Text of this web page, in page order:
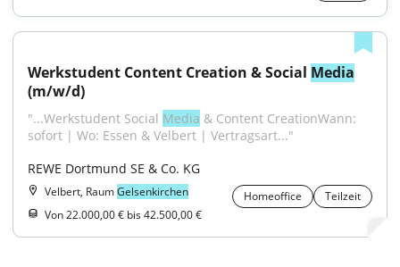
Werkstudent Content Creation & Social Media
(m/w/d)
"...Werkstudent Social Media & Content CreationWann:
sofort | Wo: Essen & Velbert | Vertragsart..."
REWE Dortmund SE & Co. KG
Velbert, RaumGelsenkirchen Homeoffice
Teilzeit
Von 22.000,00 € bis 42.500,00 €